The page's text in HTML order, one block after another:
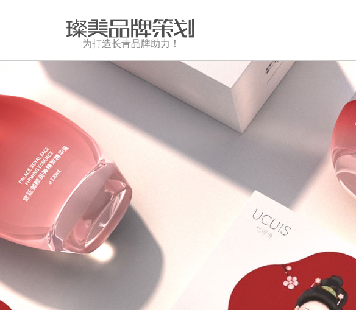
为打造长青品牌助力！